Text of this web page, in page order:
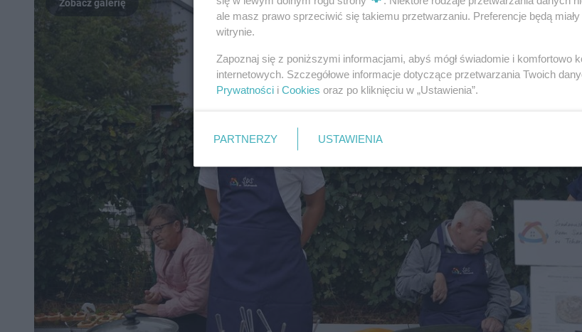
ale masz prawo sprzeciwić się takiemu przetwarzaniu. Preferencje będą
witrynie.
Zapoznaj się z poniższymi informacjami, abyś mógł świadomie i komfortowo
internetowych. Szczegółowe informacje dotyczące przetwarzania Twoich
Prywatności i Cookies oraz po kliknięciu w „Ustawienia”.
PARTNERZY USTAWIENIA